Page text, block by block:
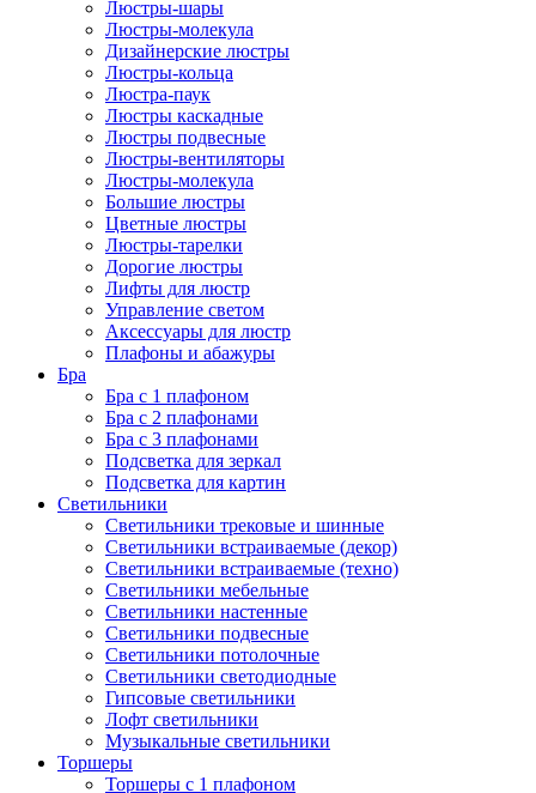
Люстры-шары
Люстры-молекула
Дизайнерские люстры
Люстры-кольца
Люстра-паук
Люстры каскадные
Люстры подвесные
Люстры-вентиляторы
Люстры-молекула
Большие люстры
Цветные люстры
Люстры-тарелки
Дорогие люстры
Лифты для люстр
Управление светом
Аксессуары для люстр
Плафоны и абажуры
Бра
Бра с 1 плафоном
Бра с 2 плафонами
Бра с 3 плафонами
Подсветка для зеркал
Подсветка для картин
Светильники
Светильники трековые и шинные
Светильники встраиваемые (декор)
Светильники встраиваемые (техно)
Светильники мебельные
Светильники настенные
Светильники подвесные
Светильники потолочные
Светильники светодиодные
Гипсовые светильники
Лофт светильники
Музыкальные светильники
Торшеры
Торшеры с 1 плафоном